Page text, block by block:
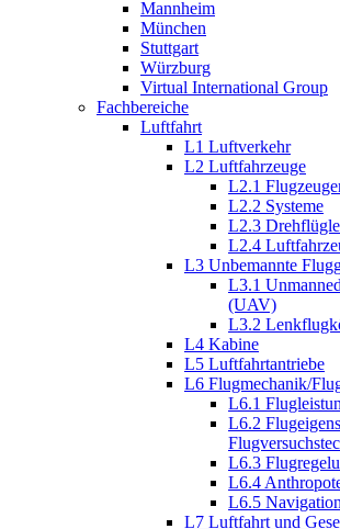
Mannheim
München
Stuttgart
Würzburg
Virtual International Group
Fachbereiche
Luftfahrt
L1 Luftverkehr
L2 Luftfahrzeuge
L2.1
L2.2 Systeme
L2.3
L2.4
L3 Unbemannte
L3.1
(UAV)
L3.2
L4 Kabine
L5 Luftfahrtantriebe
L6 Flugmechanik/
L6.1
L6.2
L6.3
L6.4
L6.5 Navigation
L7 Luftfahrt und